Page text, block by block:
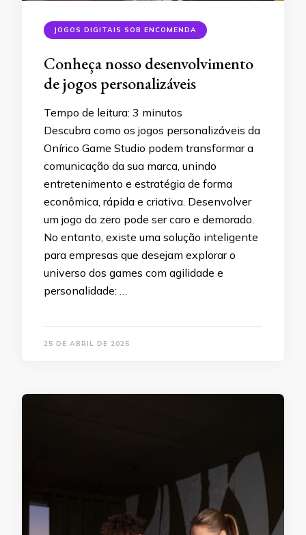
JOGOS DIGITAIS SOB ENCOMENDA
Conheça nosso desenvolvimento
de jogos personalizáveis
Tempo de leitura: 3 minutos
Descubra como os jogos personalizáveis da
Onírico Game Studio podem transformar a
comunicação da sua marca, unindo
entretenimento e estratégia de forma
econômica, rápida e criativa. Desenvolver
um jogo do zero pode ser caro e demorado.
No entanto, existe uma solução inteligente
para empresas que desejam explorar o
universo dos games com agilidade e
personalidade: …
25 DE ABRIL DE 2025